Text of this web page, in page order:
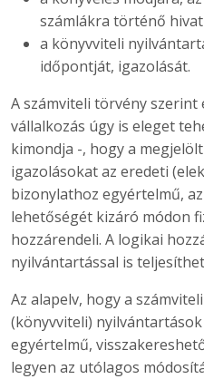
számlákra történő
a könyvviteli
időpontját, igazolását.
A számviteli törvény
vállalkozás úgy is eleget
kimondja -, hogy a
igazolásokat az eredeti
bizonylathoz egyértelmű,
lehetőségét kizáró módon
hozzárendeli. A logikai
nyilvántartással is
Az alapelv, hogy a
(könyvviteli)
egyértelmű,
legyen az utólagos